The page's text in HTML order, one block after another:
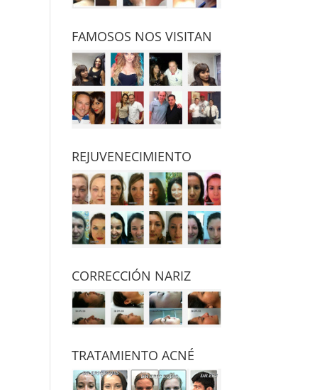
FAMOSOS NOS VISITAN
REJUVENECIMIENTO
CORRECCIÓN NARIZ
TRATAMIENTO ACNÉ